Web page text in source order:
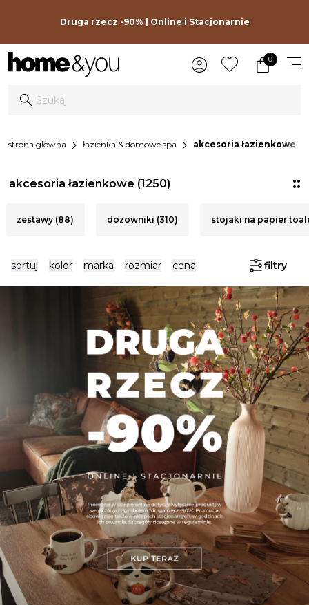
Druga rzecz -90% | Online i Stacjonarnie
0
strona główna chevron_right łazienka & domowe spa chevron_right akcesoria łazienkowe
akcesoria łazienkowe (1250)
zestawy (88) dozowniki (310) stojaki na papier
sortuj kolor marka rozmiar cena filtry